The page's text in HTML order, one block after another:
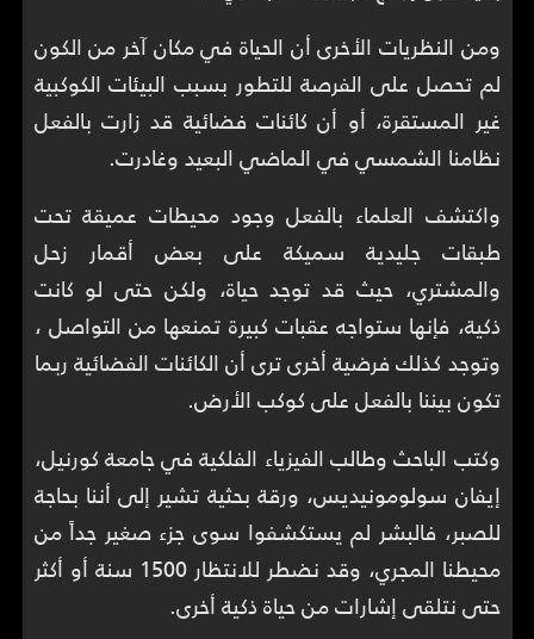
ومن النظريات الأخرى أن الحياة في مكان آخر من الكون
لم تحصل على الفرصة للتطور بسبب البيئات الكوكبية
غير المستقرة، أو أن كائنات فضائية قد زارت بالفعل
نظامنا الشمسي في الماضي البعيد وغادرت.
واكتشف العلماء بالفعل وجود محيطات عميقة تحت
طبقات جليدية سميكة على بعض أقمار زحل
والمشتري، حيث قد توجد حياة، ولكن حتى لو كانت
ذكية، فإنها ستواجه عقبات كبيرة تمنعها من التواصل ،
وتوجد كذلك فرضية أخرى ترى أن الكائنات الفضائية ربما
تكون بيننا بالفعل على كوكب الأرض.
وكتب الباحث وطالب الفيزياء الفلكية في جامعة كورنيل،
إيفان سولومونيديس، ورقة بحثية تشير إلى أننا بحاجة
للصبر، فالبشر لم يستكشفوا سوى جزء صغير جداً من
محيطنا المجري، وقد نضطر للانتظار 1500 سنة أو أكثر
حتى نتلقى إشارات من حياة ذكية أخرى.